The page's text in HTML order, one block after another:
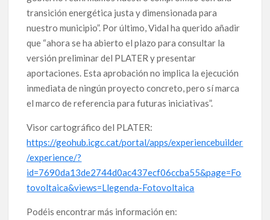
transición energética justa y dimensionada para
nuestro municipio”. Por último, Vidal ha querido añadir
que “ahora se ha abierto el plazo para consultar la
versión preliminar del PLATER y presentar
aportaciones. Esta aprobación no implica la ejecución
inmediata de ningún proyecto concreto, pero sí marca
el marco de referencia para futuras iniciativas”.
Visor cartográfico del PLATER:
https://geohub.icgc.cat/portal/apps/experiencebuilder
/experience/?
id=7690da13de2744d0ac437ecf06ccba55&page=Fo
tovoltaica&views=Llegenda-Fotovoltaica
Podéis encontrar más información en: